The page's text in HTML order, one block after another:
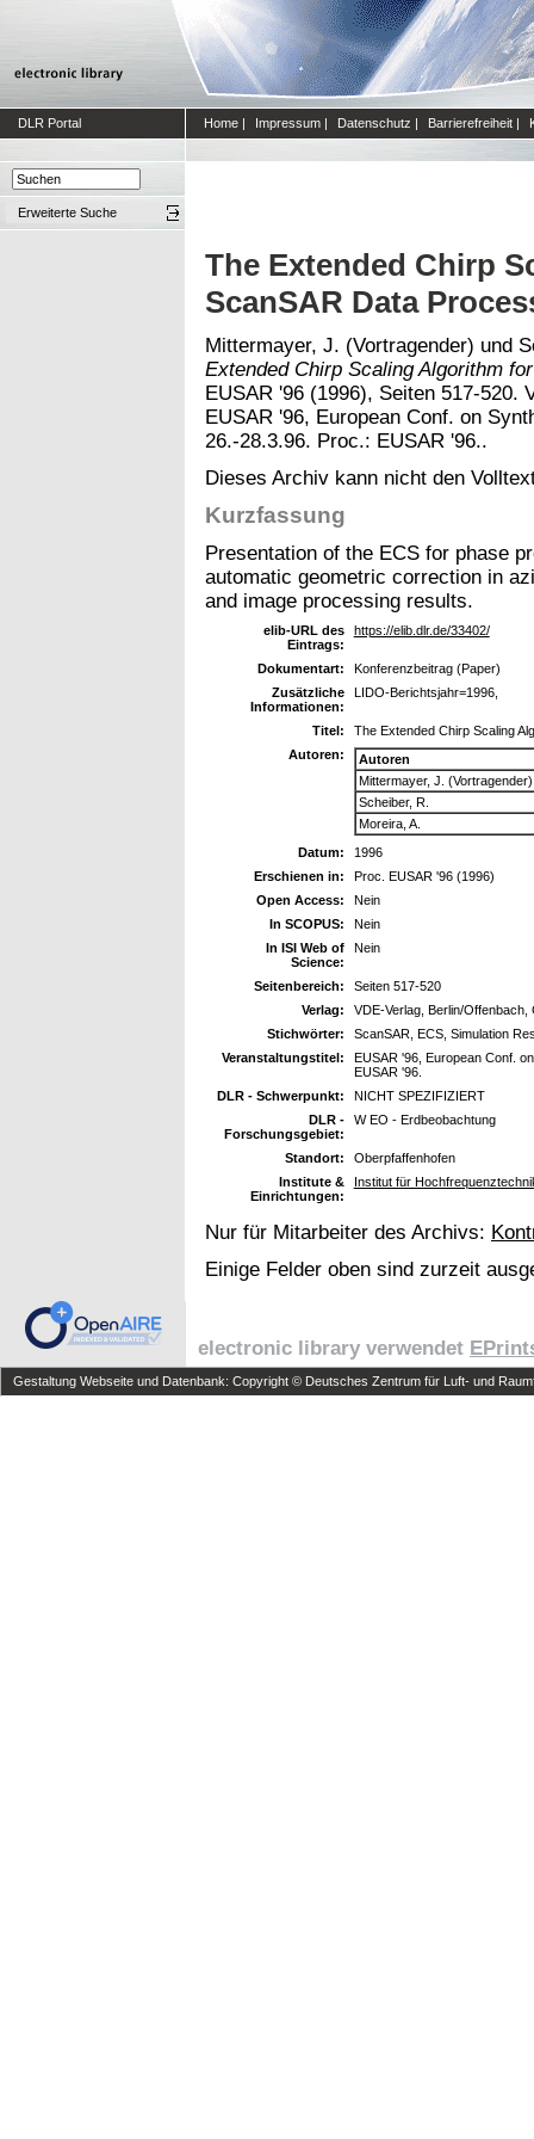
DLR Portal Home | Impressum | Datenschutz | Barrierefreiheit |
Erweiterte Suche
The Extended Chirp
ScanSAR Data
Mittermayer, J. (Vortragender) und
Extended Chirp Scaling Algorithm
EUSAR '96 (1996), Seiten 517-520.
EUSAR '96, European Conf. on
26.-28.3.96. Proc.: EUSAR '96..
Dieses Archiv kann nicht den
Kurzfassung
Presentation of the ECS for phase
automatic geometric correction in
and image processing results.
elib-URL des
Eintrags:
https://elib.dlr.de/33402/
Dokumentart:
Konferenzbeitrag (Paper)
Zusätzliche
Informationen:
LIDO-Berichtsjahr=1996,
Titel:
The Extended Chirp Scaling
Autoren:
Autoren
Mittermayer, J. (Vortragender)
Scheiber, R.
Moreira, A.
Datum:
1996
Erschienen in:
Proc. EUSAR '96 (1996)
Open Access:
Nein
In SCOPUS:
Nein
In ISI Web of
Science:
Nein
Seitenbereich:
Seiten 517-520
Verlag:
VDE-Verlag, Berlin/Offenbach,
Stichwörter:
ScanSAR, ECS, Simulation
Veranstaltungstitel:
EUSAR '96, European Conf.
EUSAR '96.
DLR - Schwerpunkt:
NICHT SPEZIFIZIERT
DLR -
Forschungsgebiet:
W EO - Erdbeobachtung
Standort:
Oberpfaffenhofen
Institute &
Einrichtungen:
Institut für
Nur für Mitarbeiter des Archivs:
Einige Felder oben sind zurzeit
electronic library verwendet
Gestaltung Webseite und Datenbank: Copyright © Deutsches Zentrum für Luft- und